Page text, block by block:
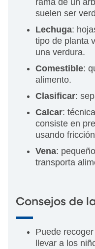
rama de un
suelen ser
Lechuga:
tipo de planta
una verdura.
Comestible:
alimento.
Clasificar:
Calcar:
consiste en
usando
Vena:
transporta
Consejos de
Puede
llevar a los